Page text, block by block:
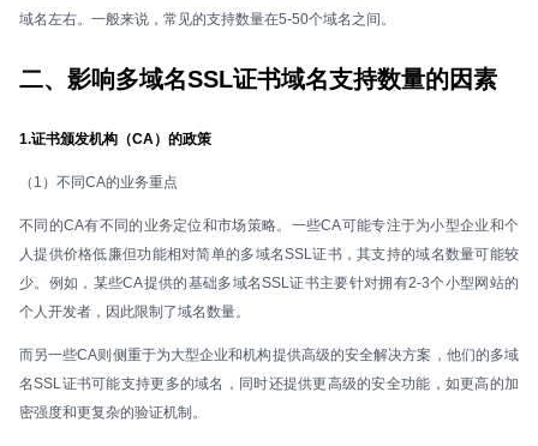
域名左右。一般来说，常见的支持数量在5-50个域名之间。
二、影响多域名SSL证书域名支持数量的因素
1.证书颁发机构（CA）的政策
（1）不同CA的业务重点
不同的CA有不同的业务定位和市场策略。一些CA可能专注于为小型企业和个
人提供价格低廉但功能相对简单的多域名SSL证书，其支持的域名数量可能较
少。例如，某些CA提供的基础多域名SSL证书主要针对拥有2-3个小型网站的
个人开发者，因此限制了域名数量。
而另一些CA则侧重于为大型企业和机构提供高级的安全解决方案，他们的多域
名SSL证书可能支持更多的域名，同时还提供更高级的安全功能，如更高的加
密强度和更复杂的验证机制。